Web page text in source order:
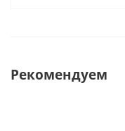
Рекомендуем